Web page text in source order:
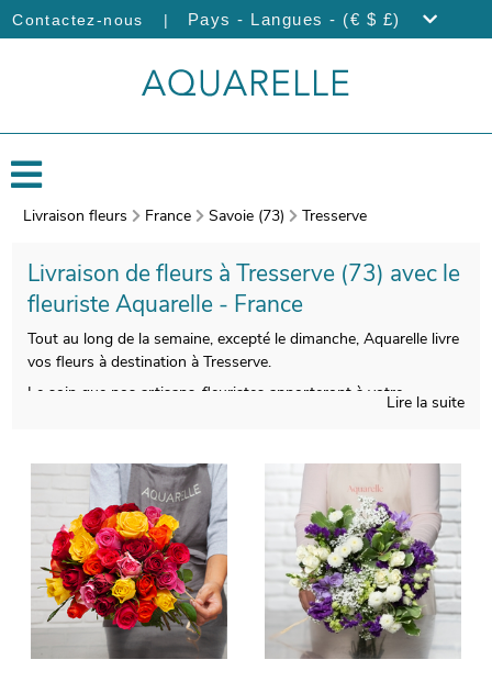
Contactez-nous | Pays - Langues - (€ $ £)
Livraison fleurs France Savoie (73) Tresserve
Livraison de fleurs à Tresserve (73) avec le
fleuriste Aquarelle - France
Tout au long de la semaine, excepté le dimanche, Aquarelle livre
vos fleurs à destination à Tresserve.
Le soin que nos artisans-fleuristes apporteront à votre
photo de votre bouquet après sa confection. Notre objectif est
de vous envoyer la photo par e-mail de manière à ce que vous
puissiez vous assurer que le bouquet de fleurs que nous avons
composé sera identique à celui que vous avez sélectionné. C’est
alors qu’aura lieu son envoi à Tresserve. Personnalisez votre
cadeau en ajoutant gratuitement un message personnalisé, ou
une photo imprimée.
Lire la suite